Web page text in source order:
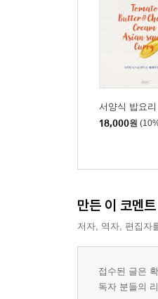
서양식 밥요리
18,000원
만든 이 코멘트
저자, 역자, 편집자
접수된 글은
독자 분들의